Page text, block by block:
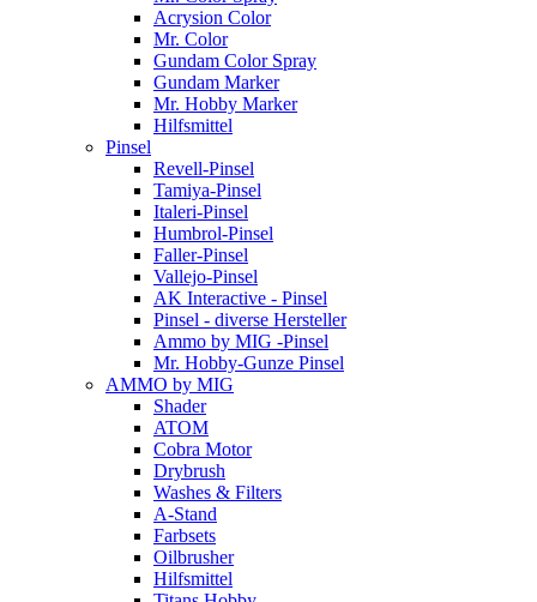
Acrysion Color
Mr. Color
Gundam Color Spray
Gundam Marker
Mr. Hobby Marker
Hilfsmittel
Pinsel
Revell-Pinsel
Tamiya-Pinsel
Italeri-Pinsel
Humbrol-Pinsel
Faller-Pinsel
Vallejo-Pinsel
AK Interactive - Pinsel
Pinsel - diverse Hersteller
Ammo by MIG -Pinsel
Mr. Hobby-Gunze Pinsel
AMMO by MIG
Shader
ATOM
Cobra Motor
Drybrush
Washes & Filters
A-Stand
Farbsets
Oilbrusher
Hilfsmittel